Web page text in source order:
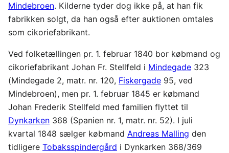
Mindebroen. Kilderne tyder dog ikke på, at han fik
fabrikken solgt, da han også efter auktionen omtales
som cikoriefabrikant.
Ved folketællingen pr. 1. februar 1840 bor købmand og
cikoriefabrikant Johan Fr. Stellfeld i Mindegade 323
(Mindegade 2, matr. nr. 120, Fiskergade 95, ved
Mindebroen), men pr. 1. februar 1845 er købmand
Johan Frederik Stellfeld med familien flyttet til
Dynkarken 368 (Spanien nr. 1, matr. nr. 52). I juli
kvartal 1848 sælger købmand Andreas Malling den
tidligere Tobaksspindergård i Dynkarken 368/369